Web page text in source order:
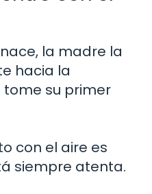
la madre la
hacia la
su primer
con el aire es
siempre atenta.